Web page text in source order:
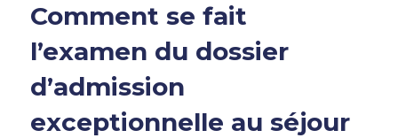
Comment se fait
l’examen du dossier
d’admission
exceptionnelle au séjour